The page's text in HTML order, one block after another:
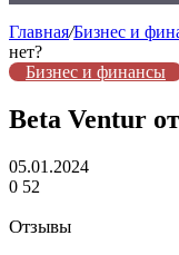
Главная/Бизнес и
нет?
Бизнес и финансы
Beta Ventur
05.01.2024
0 52
Отзывы